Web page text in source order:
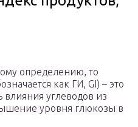
определению, то
как ГИ, GI) – это
влияния углеводов из
уровня глюкозы в